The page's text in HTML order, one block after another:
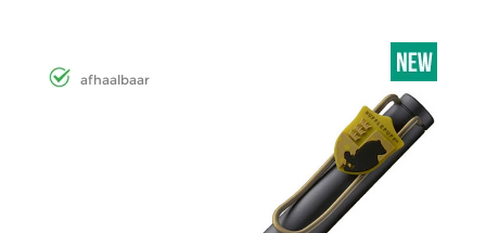
afhaalbaar